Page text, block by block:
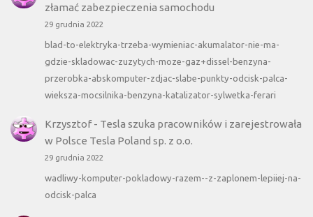
złamać zabezpieczenia samochodu
29 grudnia 2022
blad-to-elektryka-trzeba-wymieniac-akumalator-nie-ma-
gdzie-skladowac-zuzytych-moze-gaz+dissel-benzyna-
przerobka-abskomputer-zdjac-slabe-punkty-odcisk-palca-
wieksza-mocsilnika-benzyna-katalizator-sylwetka-ferari
Krzysztof- Tesla szuka pracowników i zarejestrowała
w Polsce Tesla Poland sp. z o.o.
29 grudnia 2022
wadliwy-komputer-pokladowy-razem--z-zaplonem-lepiiej-na-
odcisk-palca